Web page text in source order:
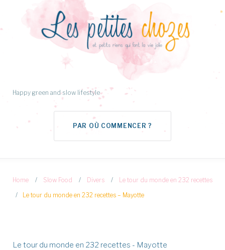
Happy green and slow lifestyle
PAR OÙ COMMENCER ?
Home / Slow Food / Divers /
Le tour du monde en 232 recettes
/
Le tour du monde en 232 recettes – Mayotte
Le tour du monde en 232 recettes - Mayotte